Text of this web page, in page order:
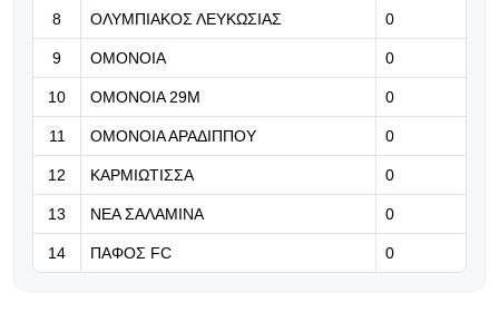
επιστροφής - Καλώς επέστρεψε
Ρόνι» (Βίντεο)
07.08.2026 | 21:24
Βραβείο ΑΝΘΡΩΠΙΑΣ για τον Τάσο
Χατζηγιοβάννη
8 ΟΛΥΜΠΙΑΚΟΣ ΛΕΥΚΩΣΙΑΣ 0
9 ΟΜΟΝΟΙΑ 0
10 ΟΜΟΝΟΙΑ 29Μ 0
11 ΟΜΟΝΟΙΑ ΑΡΑΔΙΠΠΟΥ 0
12 ΚΑΡΜΙΩΤΙΣΣΑ 0
13 ΝΕΑ ΣΑΛΑΜΙΝΑ 0
14 ΠΑΦΟΣ FC 0